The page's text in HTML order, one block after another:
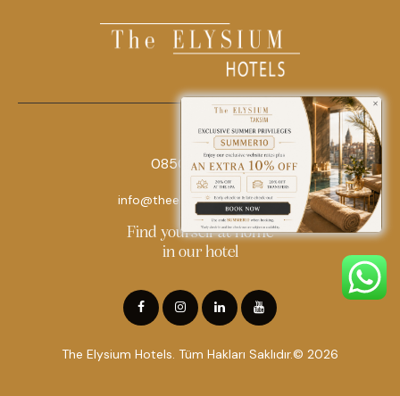
0850 242 18 18
info@theelysiumhotels.com
Find yourself at home
in our hotel
The Elysium Hotels. Tüm Hakları Saklıdır.© 2026